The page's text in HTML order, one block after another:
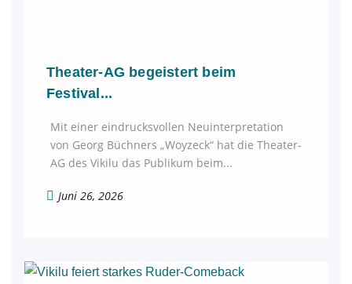
Theater-AG begeistert beim
Festival...
Mit einer eindrucksvollen Neuinterpretation
von Georg Büchners „Woyzeck“ hat die Theater-
AG des Vikilu das Publikum beim...
Juni 26, 2026